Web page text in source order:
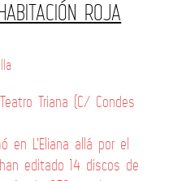
ROJA
Triana (C/ Condes
en L’Eliana allá por el
editado 14 discos de